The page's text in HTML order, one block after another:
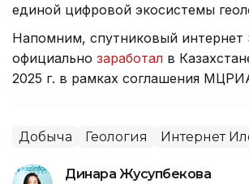
единой цифровой экосистемы
Напомним, спутниковый интернет
официально заработал в
2025 г. в рамках соглашения
Добыча Геология Интернет
Динара Жусупбекова